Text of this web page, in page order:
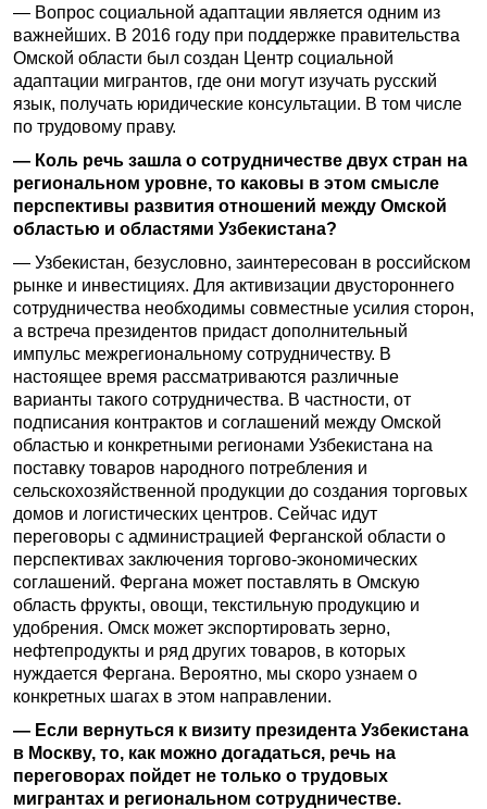
— Вопрос социальной адаптации является одним из
важнейших. В 2016 году при поддержке правительства
Омской области был создан Центр социальной
адаптации мигрантов, где они могут изучать русский
язык, получать юридические консультации. В том числе
по трудовому праву.
— Коль речь зашла о сотрудничестве двух стран на
региональном уровне, то каковы в этом смысле
перспективы развития отношений между Омской
областью и областями Узбекистана?
— Узбекистан, безусловно, заинтересован в российском
рынке и инвестициях. Для активизации двустороннего
сотрудничества необходимы совместные усилия сторон,
а встреча президентов придаст дополнительный
импульс межрегиональному сотрудничеству. В
настоящее время рассматриваются различные
варианты такого сотрудничества. В частности, от
подписания контрактов и соглашений между Омской
областью и конкретными регионами Узбекистана на
поставку товаров народного потребления и
сельскохозяйственной продукции до создания торговых
домов и логистических центров. Сейчас идут
переговоры с администрацией Ферганской области о
перспективах заключения торгово-экономических
соглашений. Фергана может поставлять в Омскую
область фрукты, овощи, текстильную продукцию и
удобрения. Омск может экспортировать зерно,
нефтепродукты и ряд других товаров, в которых
нуждается Фергана. Вероятно, мы скоро узнаем о
конкретных шагах в этом направлении.
— Если вернуться к визиту президента Узбекистана
в Москву, то, как можно догадаться, речь на
переговорах пойдет не только о трудовых
мигрантах и региональном сотрудничестве.